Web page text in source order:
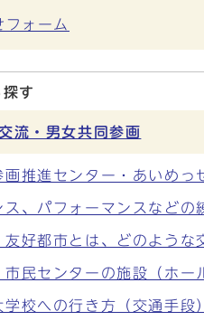
フォーム
す
流・男女共同参画
画推進センター・あいめっ
ス、パフォーマンスなどの
友好都市とは、どのような
市民センターの施設（ホー
学校への行き方（交通手段